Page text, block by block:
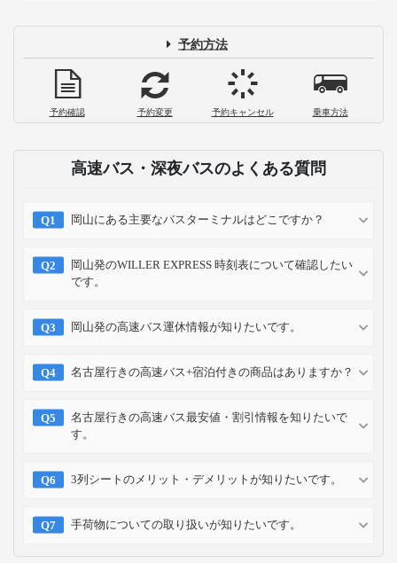
予約方法
予約確認 予約変更 予約キャンセル 乗車方法
高速バス・深夜バスのよくある質問
岡山にある主要なバスターミナルはどこですか？
岡山発のWILLER EXPRESS 時刻表について確認したい
です。
岡山発の高速バス運休情報が知りたいです。
名古屋行きの高速バス+宿泊付きの商品はありますか？
名古屋行きの高速バス最安値・割引情報を知りたいで
す。
3列シートのメリット・デメリットが知りたいです。
手荷物についての取り扱いが知りたいです。